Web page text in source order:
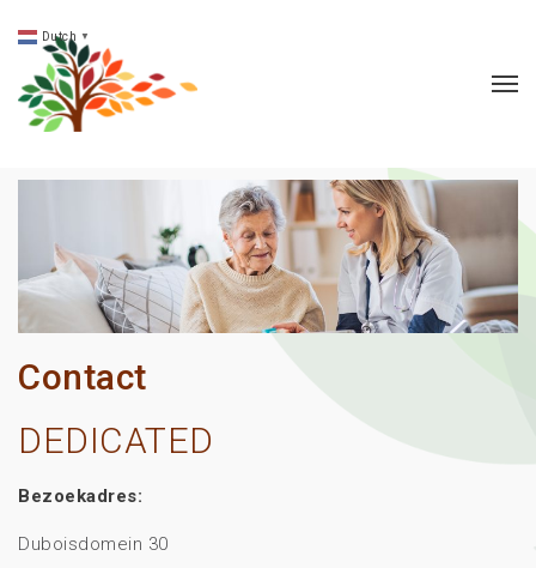
Contact
DEDICATED
Bezoekadres:
Duboisdomein 30
Dutch ▼